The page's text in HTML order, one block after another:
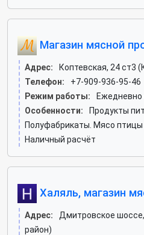
Магазин мясной
Адрес:
Коптевская, 24 ст3
Телефон:
+7-909-936-95-46
Режим работы:
Ежедневно
Особенности:
Продукты
Полуфабрикаты. Мясо
Наличный расчёт
Халяль, магазин
Адрес:
Дмитровское
район)